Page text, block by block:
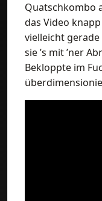
Quatschkombo
das Video
vielleicht
sie ’s mit ’ner
Bekloppte im